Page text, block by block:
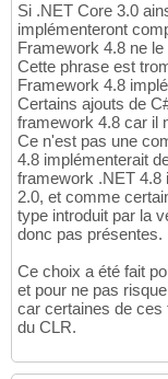
Si .NET Core 3.0
implémenteront
Framework 4.8 ne le
Cette phrase est
Framework 4.8
Certains ajouts de
framework 4.8 car il
Ce n'est pas une
4.8 implémenterait
framework .NET 4.8
2.0, et comme
type introduit par la
donc pas présentes.
Ce choix a été fait
et pour ne pas
car certaines de ces
du CLR.